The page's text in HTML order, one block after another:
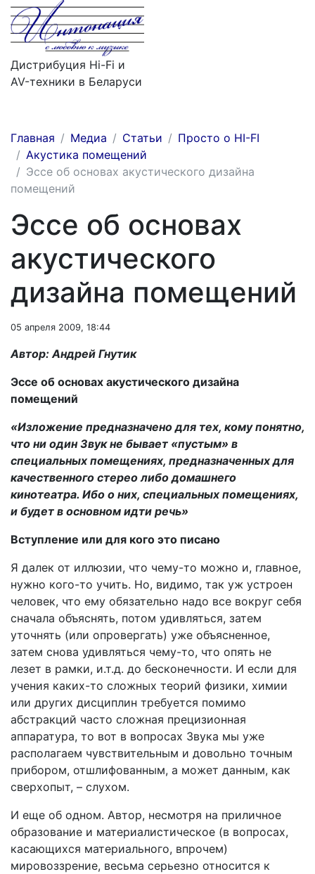
Дистрибуция Hi-Fi и
AV-техники в Беларуси
Главная Медиа Статьи
Просто о HI-FI
Акустика помещений
Эссе об основах акустического дизайна
помещений
Эссе об основах
акустического
дизайна помещений
05 апреля 2009, 18:44
Автор: Андрей Гнутик
Эссе об основах акустического дизайна
помещений
«Изложение предназначено для тех, кому понятно,
что ни один Звук не бывает «пустым» в
специальных помещениях, предназначенных для
качественного стерео либо домашнего
кинотеатра. Ибо о них, специальных помещениях,
и будет в основном идти речь»
Вступление или для кого это писано
Я далек от иллюзии, что чему-то можно и, главное,
нужно кого-то учить. Но, видимо, так уж устроен
человек, что ему обязательно надо все вокруг себя
сначала объяснять, потом удивляться, затем
уточнять (или опровергать) уже объясненное,
затем снова удивляться чему-то, что опять не
лезет в рамки, и.т.д. до бесконечности. И если для
учения каких-то сложных теорий физики, химии
или других дисциплин требуется помимо
абстракций часто сложная прецизионная
аппаратура, то вот в вопросах Звука мы уже
располагаем чувствительным и довольно точным
прибором, отшлифованным, а может данным, как
сверхопыт, – слухом.
И еще об одном. Автор, несмотря на приличное
образование и материалистическое (в вопросах,
касающихся материального, впрочем)
мировоззрение, весьма серьезно относится к